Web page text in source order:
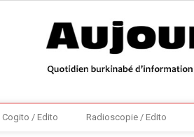
Cogito / Edito Radioscopie / Edito